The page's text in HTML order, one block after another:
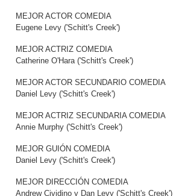
MEJOR ACTOR COMEDIA
Eugene Levy ('Schitt's Creek')
MEJOR ACTRIZ COMEDIA
Catherine O'Hara ('Schitt's Creek')
MEJOR ACTOR SECUNDARIO COMEDIA
Daniel Levy ('Schitt's Creek')
MEJOR ACTRIZ SECUNDARIA COMEDIA
Annie Murphy ('Schitt's Creek')
MEJOR GUIÓN COMEDIA
Daniel Levy ('Schitt's Creek')
MEJOR DIRECCIÓN COMEDIA
Andrew Cividino y Dan Levy ('Schitt's Creek')